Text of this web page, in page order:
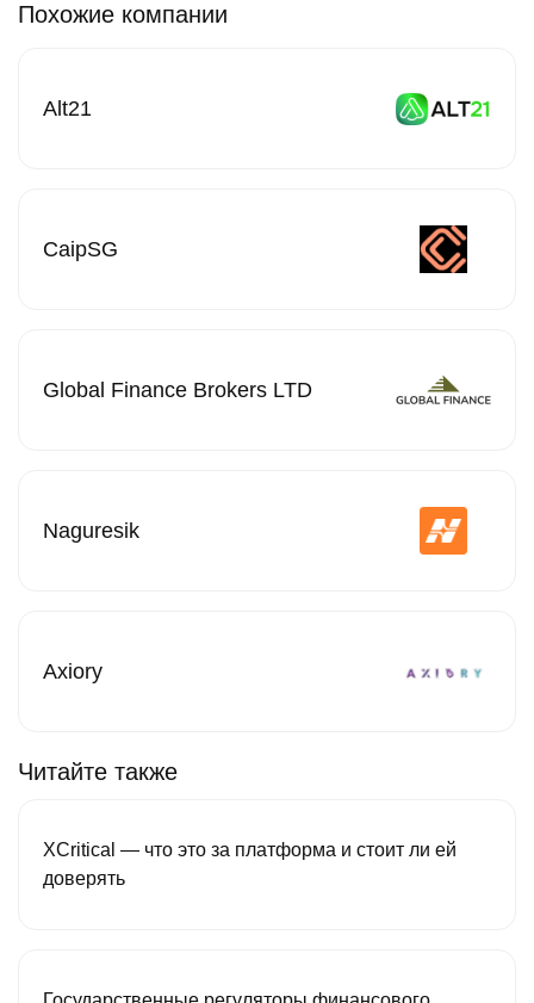
Похожие компании
Alt21
CaipSG
Global Finance Brokers LTD
Naguresik
Axiory
Читайте также
XCritical — что это за платформа и стоит ли ей
доверять